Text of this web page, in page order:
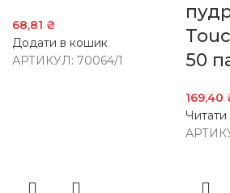
68,81 ₴
Додати в кошик
АРТИКУЛ: 70064/1
50
169,40
Читати